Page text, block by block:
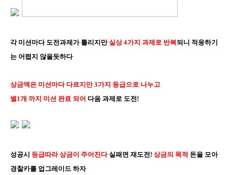
각 미션마다 도전과제가 틀리지만실상 4가지 과제로 반복되니 적응하기
는 어렵지 않을듯하다
상금액은 미션마다 다르지만 3가지 등급으로 나누고
별1개 까지 미션 완료 되어 다음 과제로 도전!
성공시 등급따라 상금이 주어진다실패면 재도전! 상금의 목적 돈을 모아
경찰카를 업그레이드 하자